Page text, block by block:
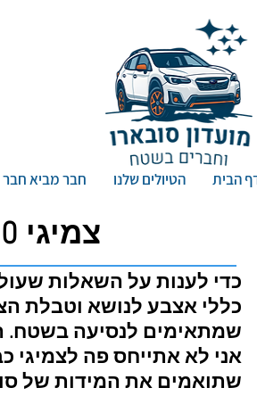
הבית הטיולים שלנו חבר מביא חבר
צמיגי 50/50 לכל דגמי השטח של סובארו
כדי לענות על השאלות
כללי אצבע לנושא וטבלת
שמתאימים לנסיעה בשטח. ההתיחסות היא
אני לא אתייחס פה
שתואמים את המידות של